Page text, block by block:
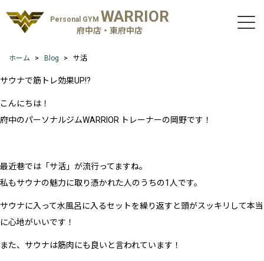
Personal GYM WARRIOR
府中店・東府中店
ホーム Blog サ活
サウナで筋トレ効果UP!?
こんにちは！
府中のパーソナルジムWARRIOR トレーナーの岡野です！
最近巷では「サ活」が流行ってますね。
私もサウナの魅力に取り憑かれた人のうちの1人です。
サウナに入って水風呂に入るセットを繰り返すと頭がスッキリして本当
に心地がいいです！
また、サウナは筋肉にも良いと言われています！